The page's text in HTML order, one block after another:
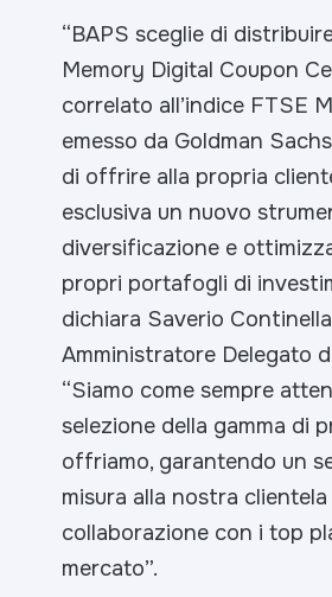
“BAPS sceglie di
Memory Digital Coupon
correlato all’indice FTSE
emesso da Goldman
di offrire alla propria
esclusiva un nuovo
diversificazione e
propri portafogli di
dichiara Saverio
Amministratore Delegato
“Siamo come sempre
selezione della gamma di
offriamo, garantendo un
misura alla nostra clientela
collaborazione con i top
mercato”.